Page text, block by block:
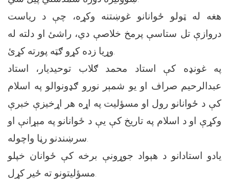
هغه له ټولو ځوانانو غوښتنه وکړه، چې د رياست
دروازې تل ستاسې پرمخ خلاصې دي، راشئ او دلته له
وړيا زده کړو ګټه پورته کړئ.
په غونډه کې استاد محمد ګلاب توحيديار، استاد
عبدالرحيم صراف او يو شمېر نورو ګډونوالو په اسلام
کې د ځوانانو رول او مسؤليت په اړه هر اړخيزې خبرې
وکړې او د اسلام په تاريخ کې يې د ځوانانو په مېړانې او
سرښندنو رڼا واچوله.
يادو استادانو د هېواد جوړونې برخه کې ځوانان خپلو
مسؤلیتونو ته ځير کړل.